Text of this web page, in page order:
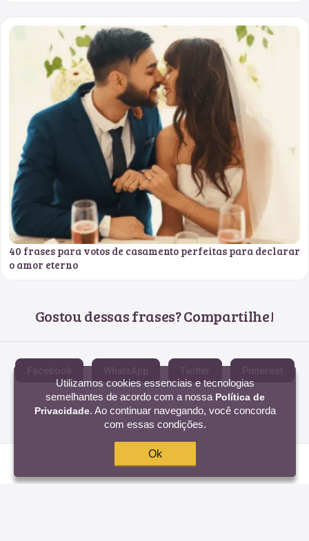
40 frases para votos de casamento perfeitas para declarar
o amor eterno
Gostou dessas frases? Compartilhe!
Utilizamos cookies essenciais e tecnologias
semelhantes de acordo com a nossa Política de
Privacidade. Ao continuar navegando, você concorda
com essas condições.
Ok